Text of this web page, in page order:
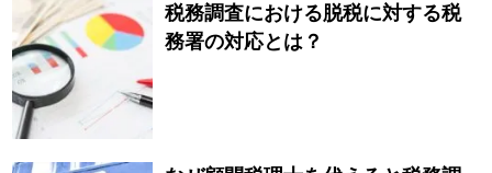
税務調査における脱税に対する税
務署の対応とは？